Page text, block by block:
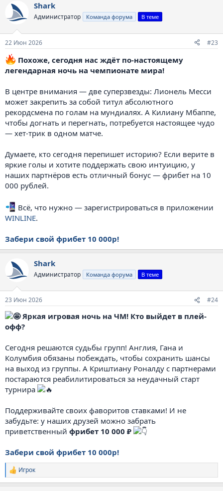
Shark
Администратор Команда форума В теме
22 Июн 2026 #23
Похоже, сегодня нас ждёт по-настоящему
легендарная ночь на чемпионате мира!
В центре внимания — две суперзвезды: Лионель Месси
может закрепить за собой титул абсолютного
рекордсмена по голам на мундиалях. А Килиану Мбаппе,
чтобы догнать и перегнать, потребуется настоящее чудо
— хет-трик в одном матче.
Думаете, кто сегодня перепишет историю? Если верите в
яркие голы и хотите поддержать свою интуицию, у
наших партнёров есть отличный бонус — фрибет на 10
000 рублей.
Всё, что нужно — зарегистрироваться в приложении
WINLINE.
Забери свой фрибет 10 000р!
Shark
Администратор Команда форума В теме
23 Июн 2026 #24
Яркая игровая ночь на ЧМ! Кто выйдет в плей-
офф?
Сегодня решаются судьбы групп! Англия, Гана и
Колумбия обязаны побеждать, чтобы сохранить шансы
на выход из группы. А Криштиану Роналду с партнерами
постараются реабилитироваться за неудачный старт
турнира
Поддерживайте своих фаворитов ставками! И не
забудьте: у наших друзей можно забрать
приветственный фрибет 10 000 ₽
Забери свой фрибет 10 000р!
Р
е
Игрок